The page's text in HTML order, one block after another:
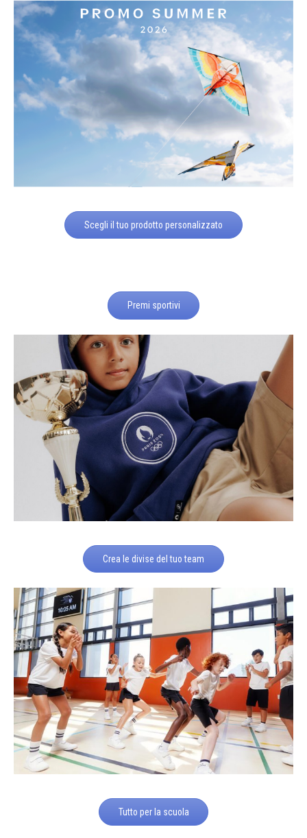
Scegli il tuo prodotto personalizzato
Premi sportivi
Crea le divise del tuo team
Tutto per la scuola